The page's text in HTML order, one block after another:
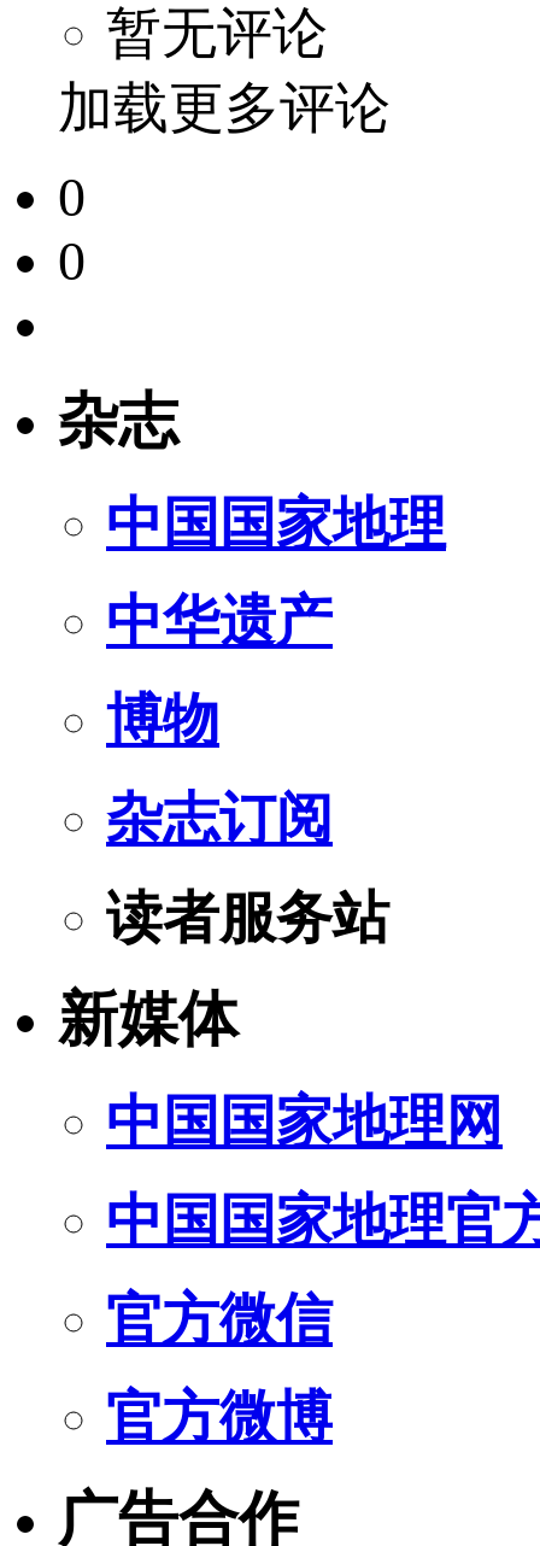
暂无评论
加载更多评论
0
0
杂志
中国国家地理
中华遗产
博物
杂志订阅
读者服务站
新媒体
中国国家地理网
中国国家地理官
官方微信
官方微博
广告合作